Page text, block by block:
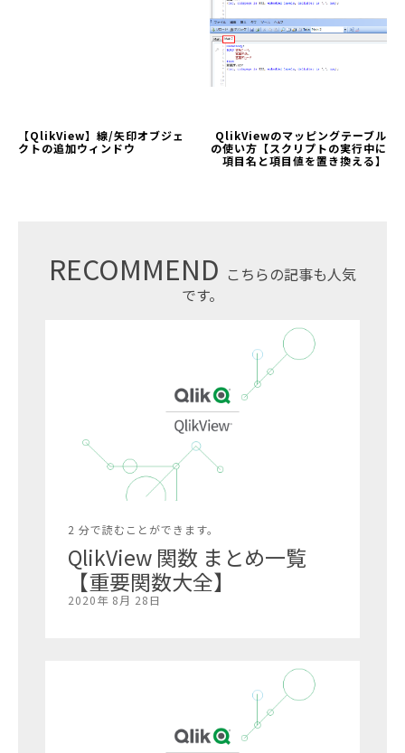
【QlikView】線/矢印オブジェ
クトの追加ウィンドウ
QlikViewのマッピングテーブル
の使い方【スクリプトの実行中に
項目名と項目値を置き換える】
RECOMMEND こちらの記事も人気
です。
2 分で読むことができます。
QlikView 関数 まとめ一覧
【重要関数大全】
2020年 8月 28日